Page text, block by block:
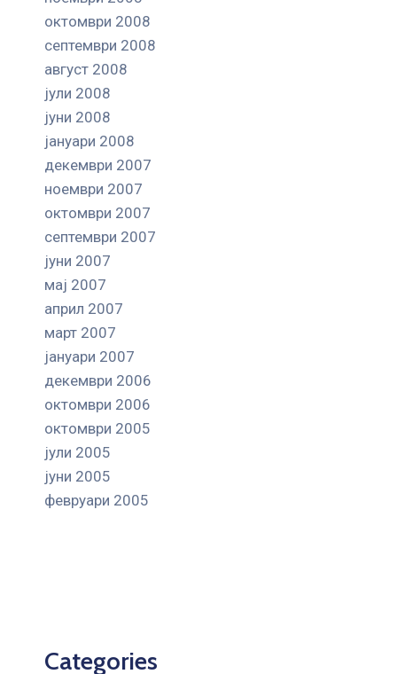
октомври 2008
септември 2008
август 2008
јули 2008
јуни 2008
јануари 2008
декември 2007
ноември 2007
октомври 2007
септември 2007
јуни 2007
мај 2007
април 2007
март 2007
јануари 2007
декември 2006
октомври 2006
октомври 2005
јули 2005
јуни 2005
февруари 2005
Categories